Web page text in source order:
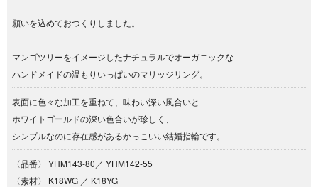
願いを込めておつくりしました。
マンゴツリーをイメージしたナチュラルでオーガニックな
ハンドメイドの温もりいっぱいのマリッジリング。
表面に色々な加工を重ねて、味わい深い風合いと
ホワイトゴールドの深い色合いが珍しく、
シンプルなのに存在感があるかっこいい結婚指輪です。
〈品番〉 YHM143-80／ YHM142-55
〈素材〉 K18WG ／ K18YG